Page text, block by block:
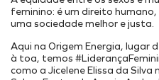
Our Assets
Suppliers Portal
Register
PORT INFRASTRUCTURE
OPMAC
Research, Development &
Energy Transition
Safety
feminino: é um direito
uma sociedade melhor e justa.
Aqui na Origem Energia, lugar
à toa, temos
como a Jicelene Elissa da